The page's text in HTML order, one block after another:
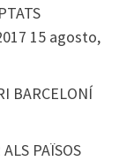
15 agosto,
BARCELONÍ
PAÏSOS